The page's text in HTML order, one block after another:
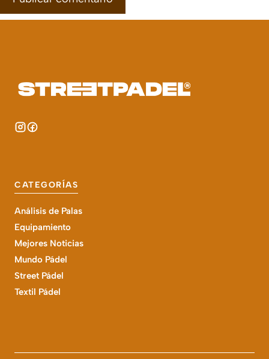
CATEGORÍAS
Análisis de Palas
Equipamiento
Mejores Noticias
Mundo Pádel
Street Pádel
Textil Pádel